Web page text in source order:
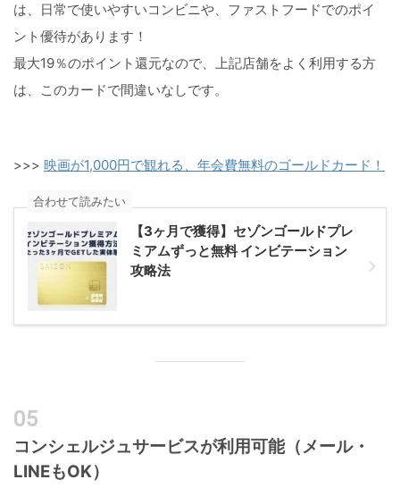
は、日常で使いやすいコンビニや、ファストフードでのポイ
ント優待があります！
最大19％のポイント還元なので、上記店舗をよく利用する方
は、このカードで間違いなしです。
>>> 映画が1,000円で観れる、年会費無料のゴールドカード！
【3ヶ月で獲得】セゾンゴールドプレ
ミアムずっと無料 インビテーション
攻略法
合わせて読みたい
コンシェルジュサービスが利用可能（メール・
LINEもOK）